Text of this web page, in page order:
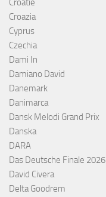
Croatie
Croazia
Cyprus
Czechia
Dami In
Damiano David
Danemark
Danimarca
Dansk Melodi Grand Prix
Danska
DARA
Das Deutsche Finale 2026
David Civera
Delta Goodrem